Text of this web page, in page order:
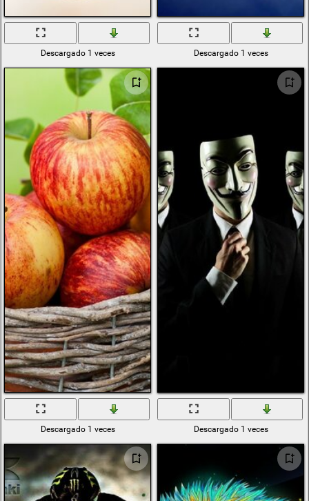
Descargado 1 veces Descargado 1 veces
Descargado 1 veces Descargado 1 veces